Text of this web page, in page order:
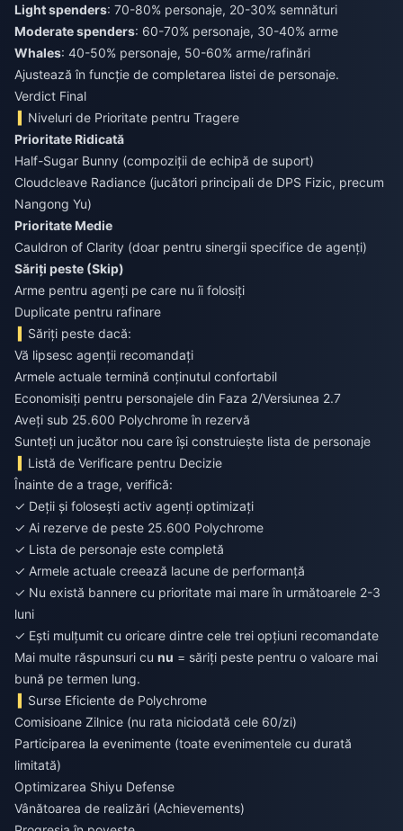
Light spenders: 70-80% personaje, 20-30% semnături
Moderate spenders: 60-70% personaje, 30-40% arme
Whales: 40-50% personaje, 50-60% arme/rafinări
Ajustează în funcție de completarea listei de personaje.
Verdict Final
Niveluri de Prioritate pentru Tragere
Prioritate Ridicată
Half-Sugar Bunny (compoziții de echipă de suport)
Cloudcleave Radiance (jucători principali de DPS Fizic, precum
Nangong Yu)
Prioritate Medie
Cauldron of Clarity (doar pentru sinergii specifice de agenți)
Săriți peste (Skip)
Arme pentru agenți pe care nu îi folosiți
Duplicate pentru rafinare
Săriți peste dacă:
Vă lipsesc agenții recomandați
Armele actuale termină conținutul confortabil
Economisiți pentru personajele din Faza 2/Versiunea 2.7
Aveți sub 25.600 Polychrome în rezervă
Sunteți un jucător nou care își construiește lista de personaje
Listă de Verificare pentru Decizie
Înainte de a trage, verifică:
✓ Deții și folosești activ agenți optimizați
✓ Ai rezerve de peste 25.600 Polychrome
✓ Lista de personaje este completă
✓ Armele actuale creează lacune de performanță
✓ Nu există bannere cu prioritate mai mare în următoarele 2-3
luni
✓ Ești mulțumit cu oricare dintre cele trei opțiuni recomandate
Mai multe răspunsuri cu nu = săriți peste pentru o valoare mai
bună pe termen lung.
Surse Eficiente de Polychrome
Comisioane Zilnice (nu rata niciodată cele 60/zi)
Participarea la evenimente (toate evenimentele cu durată
limitată)
Optimizarea Shiyu Defense
Vânătoarea de realizări (Achievements)